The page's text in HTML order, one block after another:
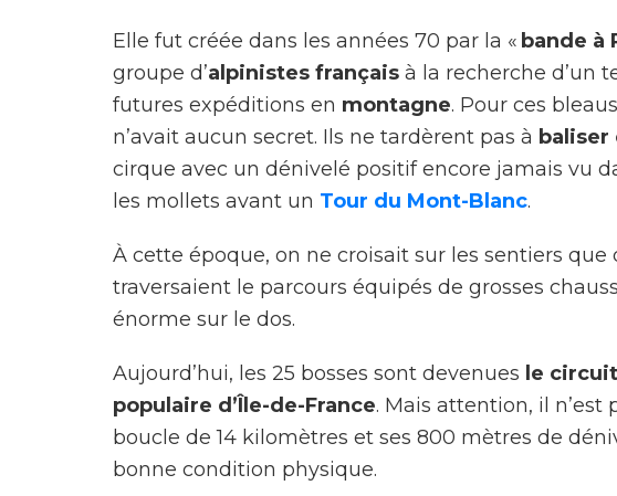
Elle fut créée dans les années 70 par la « bande à
groupe d’alpinistes français à la recherche d’un
futures expéditions en montagne. Pour ces
n’avait aucun secret. Ils ne tardèrent pas à baliser
cirque avec un dénivelé positif encore jamais vu
les mollets avant un Tour du Mont-Blanc.
À cette époque, on ne croisait sur les sentiers
traversaient le parcours équipés de grosses
énorme sur le dos.
Aujourd’hui, les 25 bosses sont devenues le
populaire d’Île-de-France. Mais attention, il n’est
boucle de 14 kilomètres et ses 800 mètres de
bonne condition physique.